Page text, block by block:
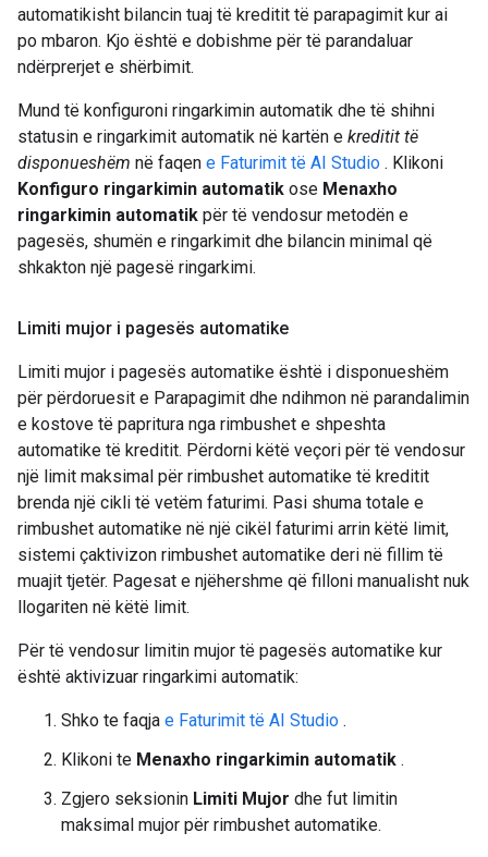
automatikisht bilancin tuaj të kreditit të parapagimit kur ai
po mbaron. Kjo është e dobishme për të parandaluar
ndërprerjet e shërbimit.
Mund të konfiguroni ringarkimin automatik dhe të shihni
statusin e ringarkimit automatik në kartën e kreditit të
disponueshëm në faqen e Faturimit të AI Studio . Klikoni
Konfiguro ringarkimin automatik ose Menaxho
ringarkimin automatik për të vendosur metodën e
pagesës, shumën e ringarkimit dhe bilancin minimal që
shkakton një pagesë ringarkimi.
Limiti mujor i pagesës automatike
Limiti mujor i pagesës automatike është i disponueshëm
për përdoruesit e Parapagimit dhe ndihmon në parandalimin
e kostove të papritura nga rimbushet e shpeshta
automatike të kreditit. Përdorni këtë veçori për të vendosur
një limit maksimal për rimbushet automatike të kreditit
brenda një cikli të vetëm faturimi. Pasi shuma totale e
rimbushet automatike në një cikël faturimi arrin këtë limit,
sistemi çaktivizon rimbushet automatike deri në fillim të
muajit tjetër. Pagesat e njëhershme që filloni manualisht nuk
llogariten në këtë limit.
Për të vendosur limitin mujor të pagesës automatike kur
është aktivizuar ringarkimi automatik:
Shko te faqja e Faturimit të AI Studio .
Klikoni te Menaxho ringarkimin automatik .
Zgjero seksionin Limiti Mujor dhe fut limitin
maksimal mujor për rimbushet automatike.